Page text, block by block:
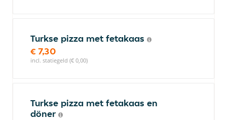
Turkse pizza met fetakaas
€ 7,30
incl. statiegeld (€ 0,00)
Turkse pizza met fetakaas en
döner